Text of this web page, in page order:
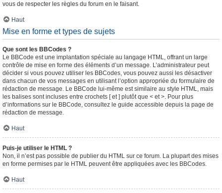
vous de respecter les règles du forum en le faisant.
Haut
Mise en forme et types de sujets
Que sont les BBCodes ?
Le BBCode est une implantation spéciale au langage HTML, offrant un large
contrôle de mise en forme des éléments d’un message. L’administrateur peut
décider si vous pouvez utiliser les BBCodes, vous pouvez aussi les désactiver
dans chacun de vos messages en utilisant l’option appropriée du formulaire de
rédaction de message. Le BBCode lui-même est similaire au style HTML, mais
les balises sont incluses entre crochets [ et ] plutôt que < et >. Pour plus
d’informations sur le BBCode, consultez le guide accessible depuis la page de
rédaction de message.
Haut
Puis-je utiliser le HTML ?
Non, il n’est pas possible de publier du HTML sur ce forum. La plupart des mises
en forme permises par le HTML peuvent être appliquées avec les BBCodes.
Haut